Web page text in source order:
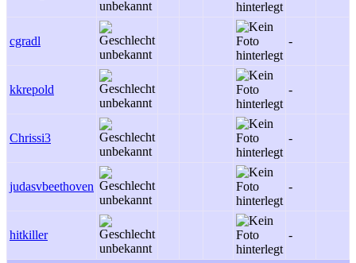
cgradl -
kkrepold -
Chrissi3 -
judasvbeethoven -
hitkiller -